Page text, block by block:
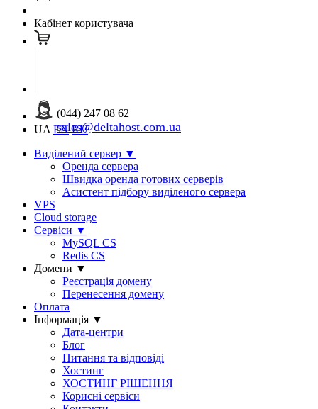
Кабінет користувача
(044) 247 08 62
sales@deltahost.com.ua
UA EN RU
Виділений сервер ▼
Оренда сервера
Швидка оренда готових серверів
Асистент підбору виділеного сервера
VPS
Cloud storage
Сервіси ▼
MySQL CS
Redis CS
Домени ▼
Реєстрація домену
Перенесення домену
Оплата
Інформація ▼
Дата-центри
Блог
Питання та відповіді
Хостинг
ХОСТИНГ РІШЕННЯ
Корисні сервіси